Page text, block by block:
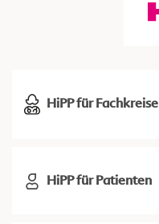
HiPP für Fachkreise
HiPP für Patienten